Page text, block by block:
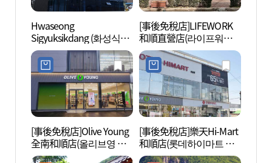
Hwaseong
Sigyuksikdang (화성식육
식당)
[事後免稅店]LIFEWORK
和順直營店(라이프워크
화순직영점)
[事後免稅店]Olive Young
全南和順店(올리브영 전
남화순점)
[事後免稅店]樂天Hi-Mart
和順店(롯데하이마트 화
순점)